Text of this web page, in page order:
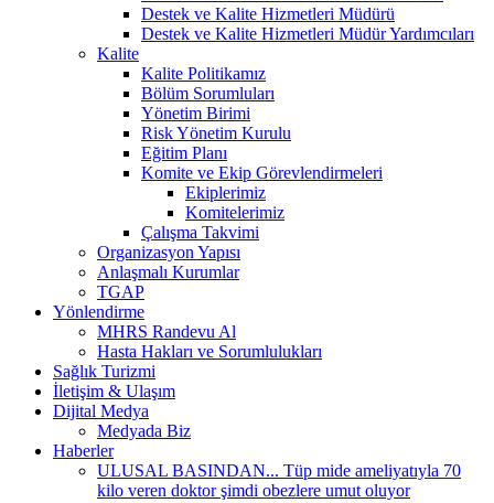
Destek ve Kalite Hizmetleri Müdürü
Destek ve Kalite Hizmetleri Müdür Yardımcıları
Kalite
Kalite Politikamız
Bölüm Sorumluları
Yönetim Birimi
Risk Yönetim Kurulu
Eğitim Planı
Komite ve Ekip Görevlendirmeleri
Ekiplerimiz
Komitelerimiz
Çalışma Takvimi
Organizasyon Yapısı
Anlaşmalı Kurumlar
TGAP
Yönlendirme
MHRS Randevu Al
Hasta Hakları ve Sorumlulukları
Sağlık Turizmi
İletişim & Ulaşım
Dijital Medya
Medyada Biz
Haberler
ULUSAL BASINDAN... Tüp mide ameliyatıyla 70
kilo veren doktor şimdi obezlere umut oluyor